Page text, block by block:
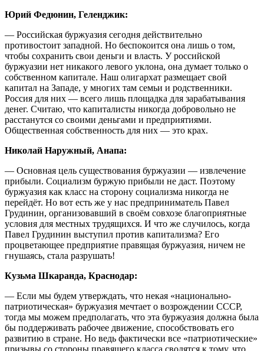
Юрий Федюнин, Геленджик:
— Российская буржуазия сегодня действительно
противостоит западной. Но беспокоится она лишь о том,
чтобы сохранить свои деньги и власть. У российской
буржуазии нет никакого левого уклона, она думает только о
собственном капитале. Наш олигархат размещает свой
капитал на Западе, у многих там семьи и родственники.
Россия для них — всего лишь площадка для зарабатывания
денег. Считаю, что капиталисты никогда добровольно не
расстанутся со своими деньгами и предприятиями.
Общественная собственность для них — это крах.
Николай Наружный, Анапа:
— Основная цель существования буржуазии — извлечение
прибыли. Социализм буржую прибыли не даст. Поэтому
буржуазия как класс на сторону социализма никогда не
перейдёт. Но вот есть же у нас предприниматель Павел
Грудинин, организовавший в своём совхозе благоприятные
условия для местных трудящихся. И что же случилось, когда
Павел Грудинин выступил против капитализма? Его
процветающее предприятие правящая буржуазия, ничем не
гнушаясь, стала разрушать!
Кузьма Шкаранда, Краснодар:
— Если мы будем утверждать, что некая «национально-
патриотическая» буржуазия мечтает о возрождении СССР,
тогда мы можем предполагать, что эта буржуазия должна была
бы поддерживать рабочее движение, способствовать его
развитию в стране. Но ведь фактически все «патриотические»
призывы со стороны правящего класса сводятся к тому, что